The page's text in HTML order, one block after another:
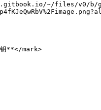
~/files/v0/b/
**</mark>